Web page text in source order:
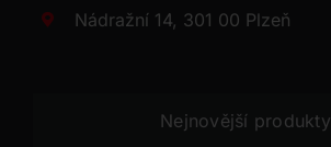
Nádražní 14, 301 00 Plzeň
Nejnovější produkty